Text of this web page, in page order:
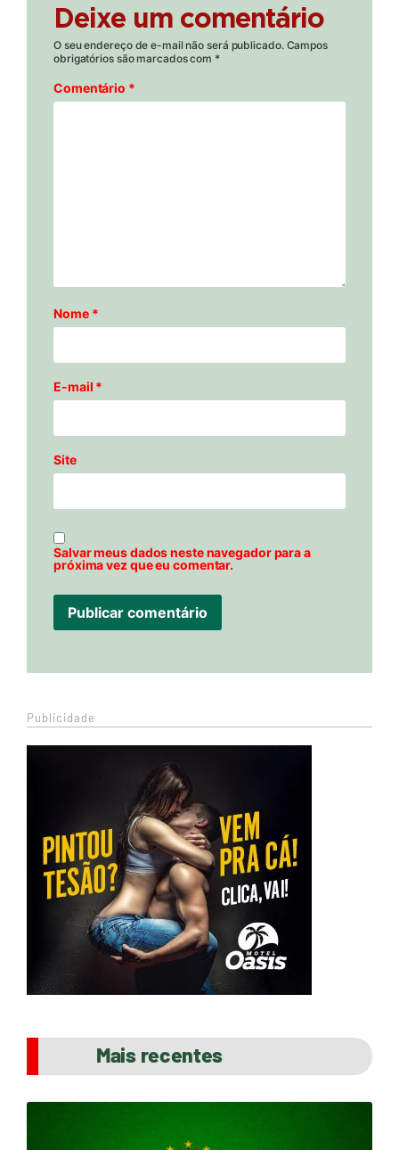
Deixe um comentário
O seu endereço de e-mail não será publicado. Campos
obrigatórios são marcados com *
Comentário *
Nome *
E-mail *
Site
Salvar meus dados neste navegador para a
próxima vez que eu comentar.
Publicidade
Mais recentes